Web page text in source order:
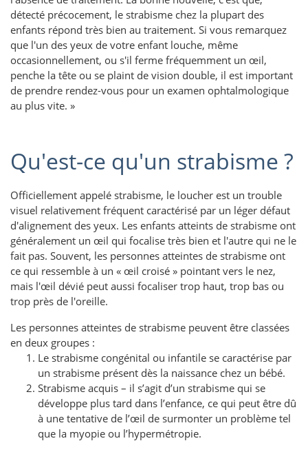
détecté précocement, le strabisme chez la plupart des
enfants répond très bien au traitement. Si vous remarquez
que l'un des yeux de votre enfant louche, même
occasionnellement, ou s'il ferme fréquemment un œil,
penche la tête ou se plaint de vision double, il est important
de prendre rendez-vous pour un examen ophtalmologique
au plus vite. »
Qu'est-ce qu'un strabisme ?
Officiellement appelé strabisme, le loucher est un trouble
visuel relativement fréquent caractérisé par un léger défaut
d'alignement des yeux. Les enfants atteints de strabisme ont
généralement un œil qui focalise très bien et l'autre qui ne le
fait pas. Souvent, les personnes atteintes de strabisme ont
ce qui ressemble à un « œil croisé » pointant vers le nez,
mais l'œil dévié peut aussi focaliser trop haut, trop bas ou
trop près de l'oreille.
Les personnes atteintes de strabisme peuvent être classées
en deux groupes :
Le strabisme congénital ou infantile se caractérise par
un strabisme présent dès la naissance chez un bébé.
Strabisme acquis – il s’agit d’un strabisme qui se
développe plus tard dans l’enfance, ce qui peut être dû
à une tentative de l’œil de surmonter un problème tel
que la myopie ou l’hypermétropie.